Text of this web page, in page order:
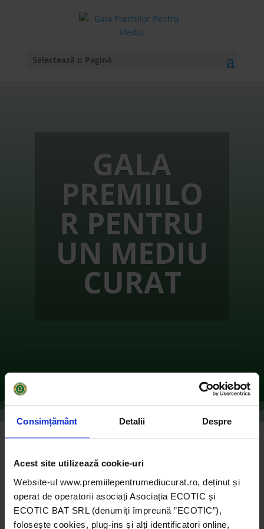
Consimțământ Detalii Despre
Acest site utilizează cookie-uri
Website-ul www.premiilepentrumediucurat.ro, deținut și
operat de operatorii asociați Asociația ECOTIC și
ECOTIC BAT SRL (denumiți împreună ”ECOTIC”),
folosește cookies, plug-ins și alți identificatori online,
Selectează o Pagină
GALA
PREMIILO
R PENTRU
UN MEDIU
CURAT
de Ecotic|oct. 28, 2021| 2017
comentarii